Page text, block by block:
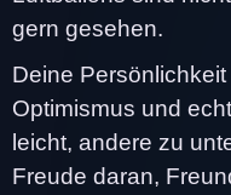
gern gesehen.
Deine
Optimismus und
leicht, andere zu
Freude daran,